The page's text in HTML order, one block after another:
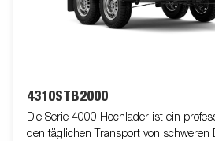
4310STB2000
Die Serie 4000 Hochlader ist ein
den täglichen Transport von schweren